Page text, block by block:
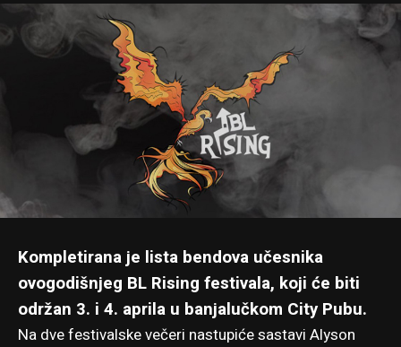
Kompletirana je lista bendova učesnika
ovogodišnjeg BL Rising festivala, koji će biti
održan 3. i 4. aprila u banjalučkom City Pubu.
Na dve festivalske večeri nastupiće sastavi Alyson